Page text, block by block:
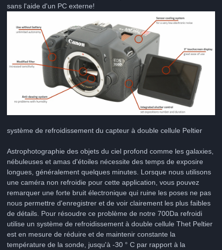
sans l'aide d'un PC externe!
système de refroidissement du capteur à double cellule Peltier
Astrophotographie des objets du ciel profond comme les galaxies,
nébuleuses et amas d'étoiles nécessite des temps de exposire
longues, généralement quelques minutes. Lorsque nous utilisons
une caméra non refroidie pour cette application, vous pouvez
remarquer une forte bruit électronique qui ruine les poses ne pas
nous permettre d'enregistrer et de voir clairement les plus faibles
de détails. Pour résoudre ce problème de notre 700Da refroidi
utilise un système de refroidissement à double cellule Thet Peltier
est en mesure de réduire et de maintenir constante la
température de la sonde, jusqu'à -30 ° C par rapport à la